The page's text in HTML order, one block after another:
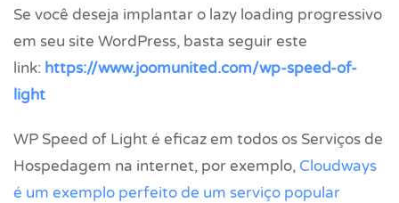
Se você deseja implantar o lazy loading progressivo
em seu site WordPress, basta seguir este
link: https://www.joomunited.com/wp-speed-of-
light
WP Speed of Light é eficaz em todos os Serviços de
Hospedagem na internet, por exemplo, Cloudways
é um exemplo perfeito de um serviço popular